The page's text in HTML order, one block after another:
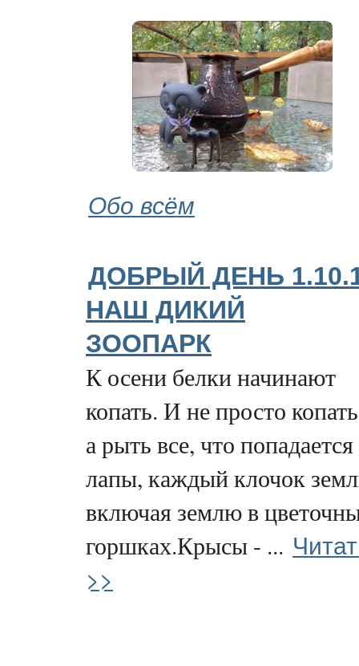
Обо всём
ДОБРЫЙ ДЕНЬ
НАШ ДИКИЙ
ЗООПАРК
К осени белки начинают
копать. И не просто
а рыть все, что
лапы, каждый клочок
включая землю в
горшках.Крысы - ...
>>